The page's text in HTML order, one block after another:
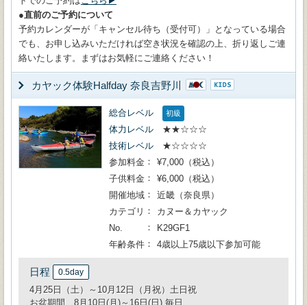
●直前のご予約について
予約カレンダーが「キャンセル待ち（受付可）」となっている場合
でも、お申し込みいただければ空き状況を確認の上、折り返しご連
絡いたします。まずはお気軽にご連絡ください！
カヤック体験Halfday 奈良吉野川
総合レベル 初級
体力レベル
★★☆☆☆
技術レベル
★☆☆☆☆
参加料金
¥7,000（税込）
子供料金
¥6,000（税込）
開催地域
近畿（奈良県）
カテゴリ
カヌー＆カヤック
No.
K29GF1
年齢条件
4歳以上75歳以下参加可能
日程 0.5day
4月25日（土）～10月12日（月祝）土日祝
お盆期間 8月10日(月)～16日(日) 毎日